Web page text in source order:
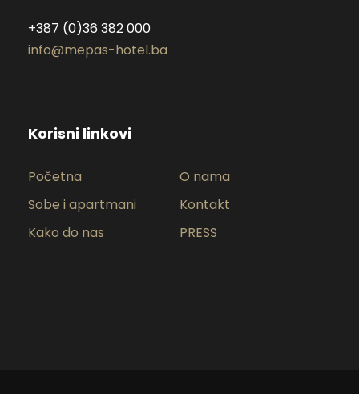
+387 (0)36 382 000
info@mepas-hotel.ba
Korisni linkovi
Početna
O nama
Sobe i apartmani
Kontakt
Kako do nas
PRESS